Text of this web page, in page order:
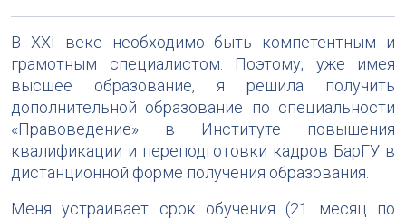
В XXI веке необходимо быть компетентным и
грамотным специалистом. Поэтому, уже имея
высшее образование, я решила получить
дополнительной образование по специальности
«Правоведение» в Институте повышения
квалификации и переподготовки кадров БарГУ в
дистанционной форме получения образования.
Меня устраивает срок обучения (21 месяц по